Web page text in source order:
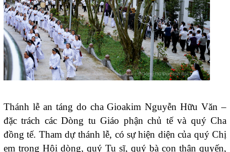
Thánh lễ an táng do cha Gioakim Nguyễn Hữu Văn –
đặc trách các Dòng tu Giáo phận chủ tế và quý Cha
đồng tế. Tham dự thánh lễ, có sự hiện diện của quý Chị
em trong Hội dòng, quý Tu sĩ, quý bà con thân quyến,